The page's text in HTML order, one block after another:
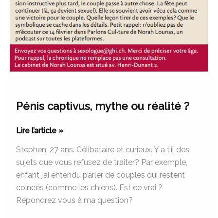
Pénis captivus, mythe ou réalité ?
Lire l’article »
Stephen, 27 ans. Célibataire et curieux. Y a t’il des
sujets que vous refusez de traiter? Par exemple,
enfant j’ai entendu parler de couples qui restent
coincés (comme les chiens). Est ce vrai ?
Répondrez vous à ma question?